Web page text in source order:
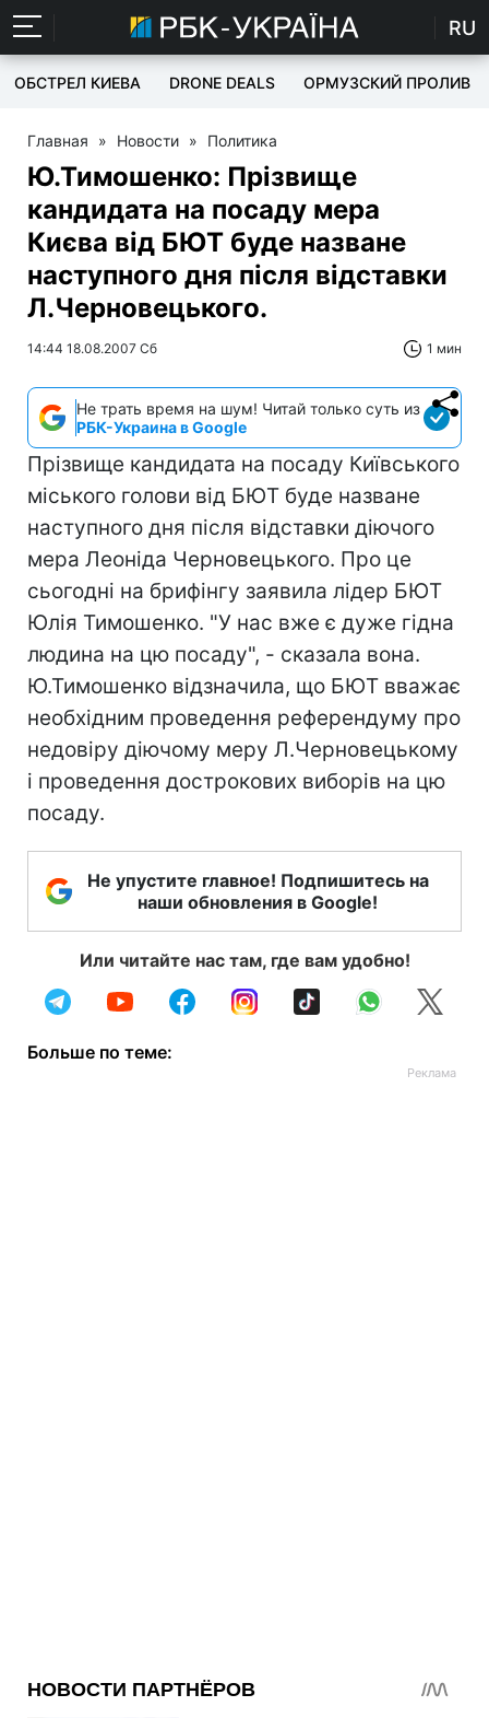
RU
ОБСТРЕЛ КИЕВА DRONE DEALS ОРМУЗСКИЙ ПРОЛИВ
Главная » Новости » Политика
Ю.Тимошенко: Прізвище
кандидата на посаду мера
Києва від БЮТ буде назване
наступного дня після відставки
Л.Черновецького.
14:44 18.08.2007 Сб 1 мин
Не трать время на шум! Читай только суть из
РБК-Украина в Google
Прізвище кандидата на посаду Київського
міського голови від БЮТ буде назване
наступного дня після відставки діючого
мера Леоніда Черновецького. Про це
сьогодні на брифінгу заявила лідер БЮТ
Юлія Тимошенко. "У нас вже є дуже гідна
людина на цю посаду", - сказала вона.
Ю.Тимошенко відзначила, що БЮТ вважає
необхідним проведення референдуму про
недовіру діючому меру Л.Черновецькому
і проведення дострокових виборів на цю
посаду.
Не упустите главное! Подпишитесь на
наши обновления в Google!
Или читайте нас там, где вам удобно!
Больше по теме: